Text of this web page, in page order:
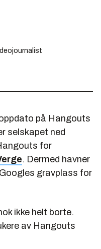
på Hangouts
selskapet ned
for
. Dermed havner
gravplass for
ikke helt borte.
av Hangouts